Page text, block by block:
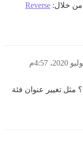
من خلال: Reverse
مثل تغيير عنوان فئة